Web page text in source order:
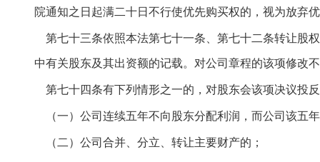
院通知之日起满二十日不行使优先购买权的，视为放弃
第七十三条依照本法第七十一条、第七十二条转让股
中有关股东及其出资额的记载。对公司章程的该项修改
第七十四条有下列情形之一的，对股东会该项决议投
（一）公司连续五年不向股东分配利润，而公司该五
（二）公司合并、分立、转让主要财产的；